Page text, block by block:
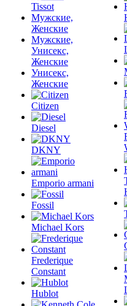
Tissot
Мужские,
Женские
Мужские,
Унисекс,
Женские
Унисекс,
Женские
Citizen
Diesel
DKNY
Emporio armani
Fossil
Michael Kors
Frederique
Constant
Hublot